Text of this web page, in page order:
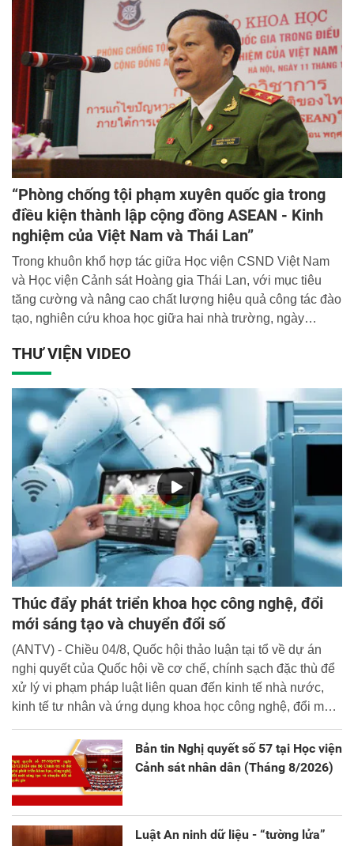
“Phòng chống tội phạm xuyên quốc gia trong
điều kiện thành lập cộng đồng ASEAN - Kinh
nghiệm của Việt Nam và Thái Lan”
Trong khuôn khổ hợp tác giữa Học viện CSND Việt Nam
và Học viện Cảnh sát Hoàng gia Thái Lan, với mục tiêu
tăng cường và nâng cao chất lượng hiệu quả công tác đào
tạo, nghiên cứu khoa học giữa hai nhà trường, ngày
sát Hoàng gia Thái Lan đã phối hợp tổ chức Hội thảo
“Phòng chống tội phạm xuyên quốc gia trong điều kiện
thành lập cộng đồng ASEAN - Kinh nghiệm của Việt Nam
và Thái Lan”.
THƯ VIỆN VIDEO
Thúc đẩy phát triển khoa học công nghệ, đổi
mới sáng tạo và chuyển đổi số
(ANTV) - Chiều 04/8, Quốc hội thảo luận tại tổ về dự án
nghị quyết của Quốc hội về cơ chế, chính sạch đặc thù để
xử lý vi phạm pháp luật liên quan đến kinh tế nhà nước,
kinh tế tư nhân và ứng dụng khoa học công nghệ, đổi mới
Bản tin Nghị quyết số 57 tại Học viện
Cảnh sát nhân dân (Tháng 8/2026)
Luật An ninh dữ liệu - “tường lửa”